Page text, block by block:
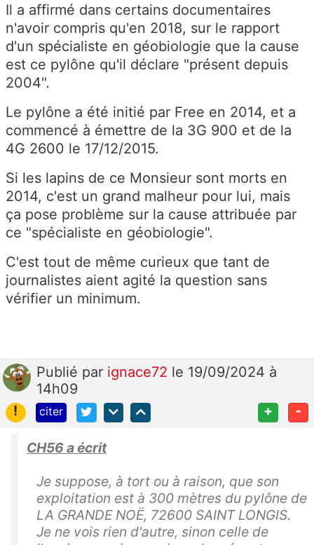
Il a affirmé dans certains documentaires
n'avoir compris qu'en 2018, sur le rapport
d'un spécialiste en géobiologie que la cause
est ce pylône qu'il déclare "présent depuis
2004".
Le pylône a été initié par Free en 2014, et a
commencé à émettre de la 3G 900 et de la
4G 2600 le 17/12/2015.
Si les lapins de ce Monsieur sont morts en
2014, c'est un grand malheur pour lui, mais
ça pose problème sur la cause attribuée par
ce "spécialiste en géobiologie".
C'est tout de même curieux que tant de
journalistes aient agité la question sans
vérifier un minimum.
Publié par ignace72 le 19/09/2024 à
14h09
!
citer + -
CH56 a écrit
Je suppose, à tort ou à raison, que son
exploitation est à 300 mètres du pylône de
LA GRANDE NOË, 72600 SAINT LONGIS.
Je ne vois rien d'autre, sinon celle de